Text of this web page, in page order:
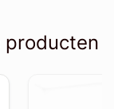
producten